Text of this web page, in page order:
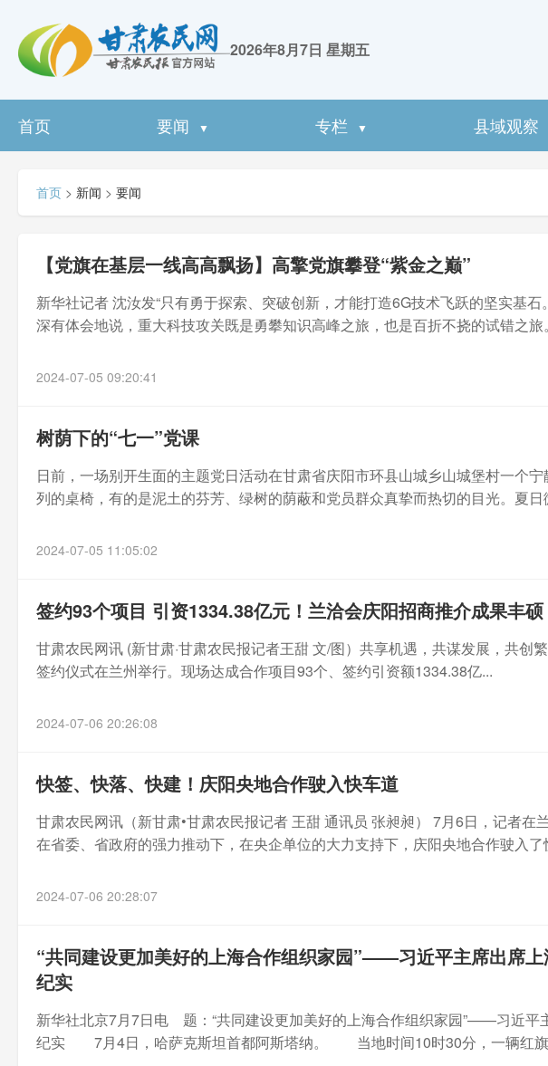
2026年8月7日 星期五
首页 要闻 ▼ 专栏 ▼ 县域观察
首页 > 新闻 > 要闻
【党旗在基层一线高高飘扬】高擎党旗攀登“紫金之巅”
新华社记者 沈汝发“只有勇于探索、突破创新，才能打造6G技术飞跃的坚实基
深有体会地说，重大科技攻关既是勇攀知识高峰之旅，也是百折不挠的试错之旅
2024-07-05 09:20:41
树荫下的“七一”党课
日前，一场别开生面的主题党日活动在甘肃省庆阳市环县山城乡山城堡村一个
列的桌椅，有的是泥土的芬芳、绿树的荫蔽和党员群众真挚而热切的目光。夏
2024-07-05 11:05:02
签约93个项目 引资1334.38亿元！兰洽会庆阳招商推介成果丰硕
甘肃农民网讯 (新甘肃·甘肃农民报记者王甜 文/图）共享机遇，共谋发展，共创
签约仪式在兰州举行。现场达成合作项目93个、签约引资额1334.38亿...
2024-07-06 20:26:08
快签、快落、快建！庆阳央地合作驶入快车道
甘肃农民网讯（新甘肃•甘肃农民报记者 王甜 通讯员 张昶昶） 7月6日，记者在
在省委、省政府的强力推动下，在央企单位的大力支持下，庆阳央地合作驶入了
2024-07-06 20:28:07
“共同建设更加美好的上海合作组织家园”——习近平主席出席
纪实
新华社北京7月7日电 题：“共同建设更加美好的上海合作组织家园”——习近平
纪实 7月4日，哈萨克斯坦首都阿斯塔纳。 当地时间10时30分，一辆红旗